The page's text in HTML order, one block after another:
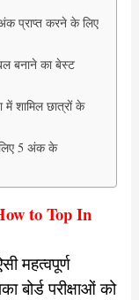
प्राप्त करने के लिए
बनाने का बेस्ट
में शामिल छात्रों के
लिए 5 अंक के
to Top In
महत्वपूर्ण
बोर्ड परीक्षाओं को